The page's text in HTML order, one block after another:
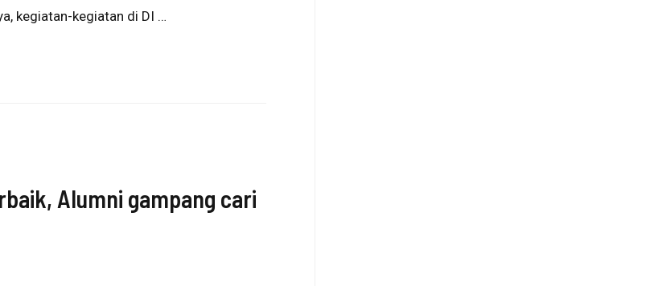
kegiatan-kegiatan di DI …
Alumni gampang cari